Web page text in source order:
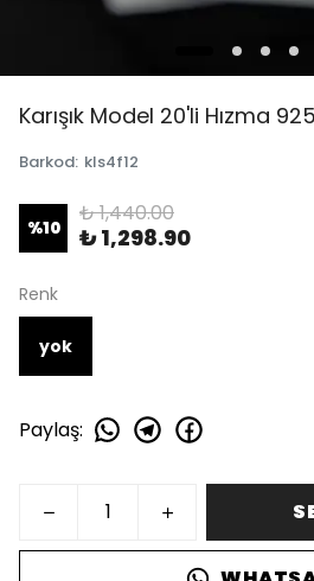
Karışık Model 20'li Hızma
Barkod: kls4f12
%10
₺ 1,440.00
₺ 1,298.90
Renk
yok
Paylaş: